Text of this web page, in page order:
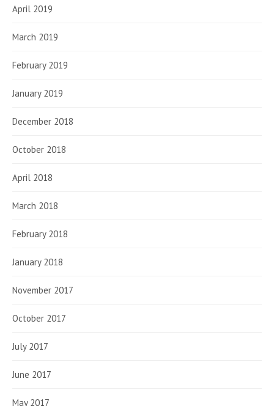
April 2019
March 2019
February 2019
January 2019
December 2018
October 2018
April 2018
March 2018
February 2018
January 2018
November 2017
October 2017
July 2017
June 2017
May 2017